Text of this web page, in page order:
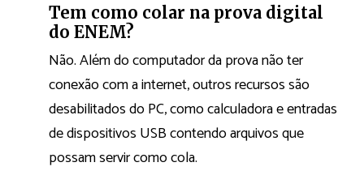
Tem como colar na prova digital
do ENEM?
Não. Além do computador da prova não ter
conexão com a internet, outros recursos são
desabilitados do PC, como calculadora e entradas
de dispositivos USB contendo arquivos que
possam servir como cola.